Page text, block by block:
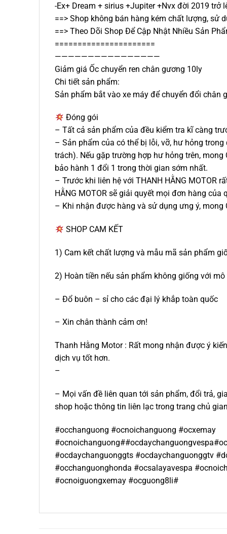
-Ex+ Dream + sirius +Jupiter +Nvx đời 2019 trở
==> Shop không bán hàng kém chất lượng, sử
==> Theo Dõi Shop Để Cập Nhật Nhiều Sản
======================
————————————————
Giảm giá Ốc chuyển ren chân gương 10ly
Chi tiết sản phẩm:
Sản phẩm bắt vào xe máy để chuyển đổi chân
Đóng gói
– Tất cả sản phẩm của đều kiểm tra kĩ càng
– Sản phẩm của có thể bị lỗi, vỡ, hư hỏng
trách). Nếu gặp trường hợp hư hỏng trên,
bảo hành 1 đổi 1 trong thời gian sớm nhất.
– Trước khi liên hệ với THANH HẰNG MOTOR
HẰNG MOTOR sẽ giải quyết mọi đơn hàng của
– Khi nhận được hàng và sử dụng ưng ý,
SHOP CAM KẾT
1) Cam kết chất lượng và mẫu mã sản phẩm
2) Hoàn tiền nếu sản phẩm không giống với mô
– Đổ buôn – sỉ cho các đại lý khắp toàn quốc
– Xin chân thành cảm ơn!
Thanh Hằng Motor : Rất mong nhận được ý
dịch vụ tốt hơn.
–
– Mọi vấn đề liên quan tới sản phẩm, đổi trả,
shop hoặc thông tin liên lạc trong trang chủ
#occhanguong #ocnoichanguong #ocxemay
#ocdaychanguonggts #ocdaychanguonggtv
#occhanguonghonda #ocsalayavespa
#ocnoiguongxemay #ocguong8li#